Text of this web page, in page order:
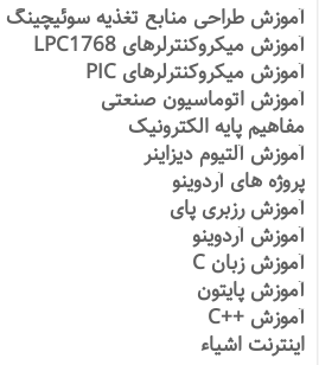
آموزش طراحی منابع تغذیه سوئیچینگ
آموزش میکروکنترلرهای LPC1768
آموزش میکروکنترلرهای PIC
آموزش اتوماسیون صنعتی
مفاهیم پایه الکترونیک
آموزش آلتیوم دیزاینر
پروژه های آردوینو
آموزش رزبری پای
آموزش آردوینو
آموزش زبان C
آموزش پایتون
آموزش ++C
اینترنت اشیاء